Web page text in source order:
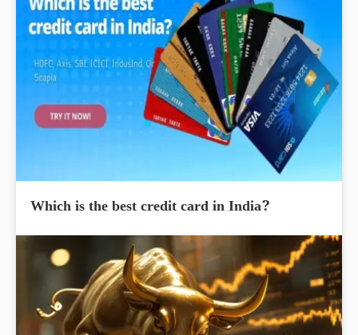
Which is the best credit card in India?